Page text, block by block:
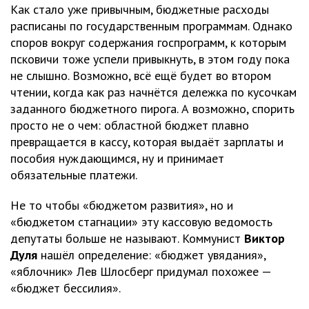
Как стало уже привычным, бюджетные расходы
расписаны по государственным программам. Однако
споров вокруг содержания госпрограмм, к которым
псковичи тоже успели привыкнуть, в этом году пока
не слышно. Возможно, всё ещё будет во втором
чтении, когда как раз начнётся дележка по кусочкам
заданного бюджетного пирога. А возможно, спорить
просто не о чем: областной бюджет плавно
превращается в кассу, которая выдаёт зарплаты и
пособия нуждающимся, ну и принимает
обязательные платежи.
Не то чтобы «бюджетом развития», но и
«бюджетом стагнации» эту кассовую ведомость
депутаты больше не называют. Коммунист Виктор
Дуля нашёл определение: «бюджет увядания»,
«яблочник» Лев Шлосберг придумал похожее —
«бюджет бессилия».